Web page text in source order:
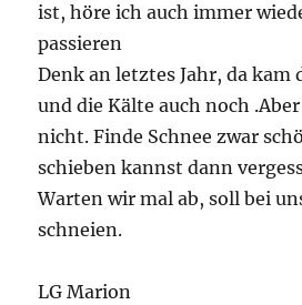
ist, höre ich auch immer
passieren
Denk an letztes Jahr, da kam
und die Kälte auch noch
nicht. Finde Schnee zwar
schieben kannst dann
Warten wir mal ab, soll bei
schneien.
LG Marion